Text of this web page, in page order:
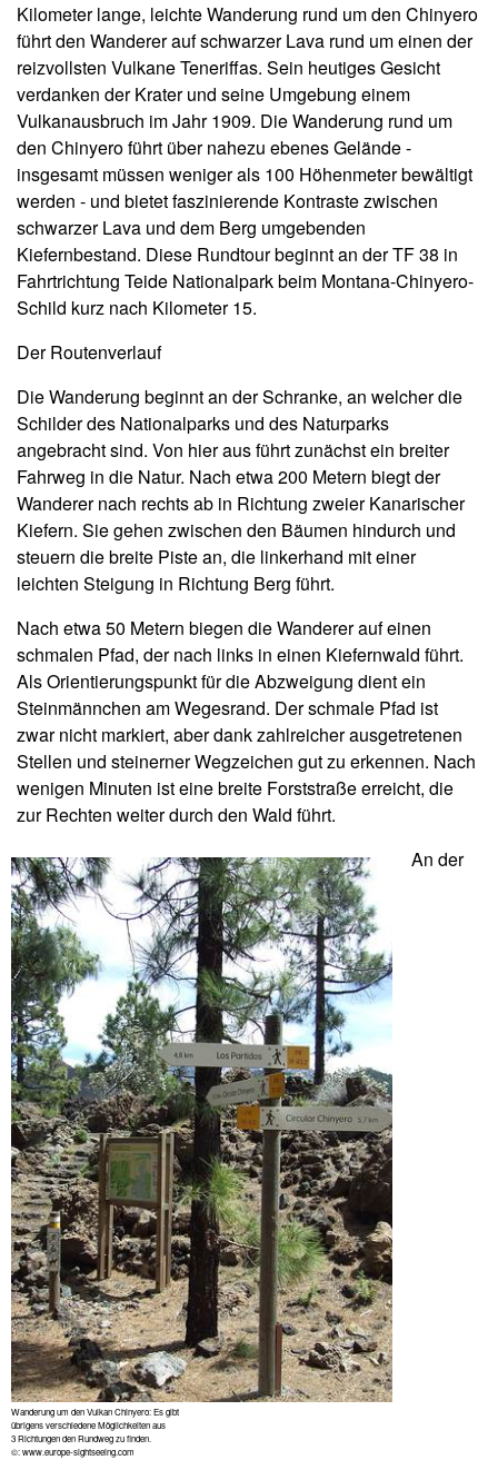
Kilometer lange, leichte Wanderung rund um den Chinyero
führt den Wanderer auf schwarzer Lava rund um einen der
reizvollsten Vulkane Teneriffas. Sein heutiges Gesicht
verdanken der Krater und seine Umgebung einem
Vulkanausbruch im Jahr 1909. Die Wanderung rund um
den Chinyero führt über nahezu ebenes Gelände -
insgesamt müssen weniger als 100 Höhenmeter bewältigt
werden - und bietet faszinierende Kontraste zwischen
schwarzer Lava und dem Berg umgebenden
Kiefernbestand. Diese Rundtour beginnt an der TF 38 in
Fahrtrichtung Teide Nationalpark beim Montana-Chinyero-
Schild kurz nach Kilometer 15.
Der Routenverlauf
Die Wanderung beginnt an der Schranke, an welcher die
Schilder des Nationalparks und des Naturparks
angebracht sind. Von hier aus führt zunächst ein breiter
Fahrweg in die Natur. Nach etwa 200 Metern biegt der
Wanderer nach rechts ab in Richtung zweier Kanarischer
Kiefern. Sie gehen zwischen den Bäumen hindurch und
steuern die breite Piste an, die linkerhand mit einer
leichten Steigung in Richtung Berg führt.
Nach etwa 50 Metern biegen die Wanderer auf einen
schmalen Pfad, der nach links in einen Kiefernwald führt.
Als Orientierungspunkt für die Abzweigung dient ein
Steinmännchen am Wegesrand. Der schmale Pfad ist
zwar nicht markiert, aber dank zahlreicher ausgetretenen
Stellen und steinerner Wegzeichen gut zu erkennen. Nach
wenigen Minuten ist eine breite Forststraße erreicht, die
zur Rechten weiter durch den Wald führt.
Wanderung um den Vulkan Chinyero: Es gibt
übrigens verschiedene Möglichkeiten aus
3 Richtungen den Rundweg zu finden.
©: www.europe-sightseeing.com
An der